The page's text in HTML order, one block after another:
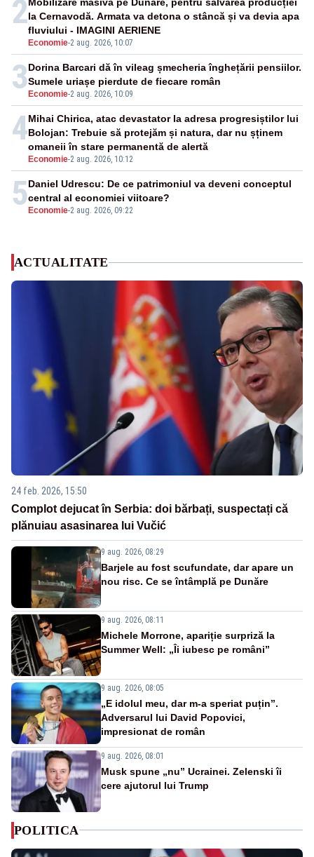
2
Economie-2 aug. 2026, 10:07
la Cernavodă. Armata va detona o stâncă și va devia apa
fluviului - IMAGINI AERIENE
3 Economie-2 aug. 2026, 10:09
Dorina Barcari dă în vileag șmecheria înghețării pensiilor.
Sumele uriașe pierdute de fiecare român
4
Economie-2 aug. 2026, 10:12
Mihai Chirica, atac devastator la adresa progresiștilor lui
Bolojan: Trebuie să protejăm și natura, dar nu șținem
omaneii în stare permanentă de alertă
5 Economie-2 aug. 2026, 09:22
Daniel Udrescu: De ce patrimoniul va deveni conceptul
central al economiei viitoare?
ACTUALITATE
24 feb. 2026, 15:50
Complot dejucat în Serbia: doi bărbați, suspectați că
plănuiau asasinarea lui Vučić
9 aug. 2026, 08:29
Barjele au fost scufundate, dar apare un
nou risc. Ce se întâmplă pe Dunăre
9 aug. 2026, 08:11
Michele Morrone, apariție surpriză la
Summer Well: „Îi iubesc pe români”
9 aug. 2026, 08:05
„E idolul meu, dar m-a speriat puțin”.
Adversarul lui David Popovici,
impresionat de român
9 aug. 2026, 08:01
Musk spune „nu” Ucrainei. Zelenski îi
cere ajutorul lui Trump
POLITICA